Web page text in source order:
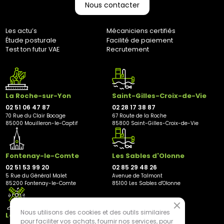
marketing@bernaudeaucycles.fr.
Bernaudeau Cycles
70 rue du Clair Bocage
85000, Mouilleron-Le-Captif
Nous contacter
Les actu’s
Mécaniciens certifiés
Étude posturale
Facilité de paiement
Test ton futur VAE
Recrutement
La Roche-sur-Yon
02 51 06 47 87
70 Rue du Clair Bocage
85000 Mouilleron-le-Captif
Saint-Gilles-Croix-de-Vie
02 28 17 38 87
67 Route de la Roche
85800 Saint-Gilles-Croix-de-Vie
Fontenay-le-Comte
02 51 53 99 20
5 Rue du Général Malet
85200 Fontenay-le-Comte
Les Sables d'Olonne
02 85 29 48 26
Avenue de Talmont
85100 Les Sables d'Olonne
Les Herbiers
Nous utilisons des cookies et des outils similaires
pour faciliter vos achats, fournir nos services, pour